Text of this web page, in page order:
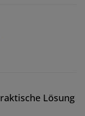
Lösung